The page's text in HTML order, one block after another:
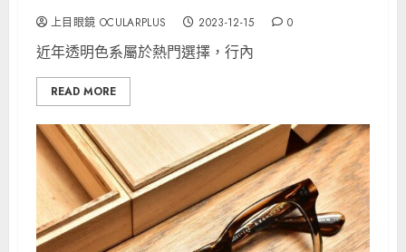
上目眼鏡 OCULARPLUS 2023-12-15 0
近年透明色系屬於熱門選擇，行內
READ MORE